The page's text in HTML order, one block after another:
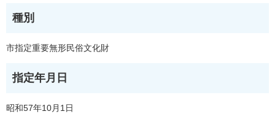
種別
市指定重要無形民俗文化財
指定年月日
昭和57年10月1日